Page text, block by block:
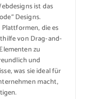
ist das
Designs.
die es
von Drag-and-
zu
und
was sie ideal für
macht,